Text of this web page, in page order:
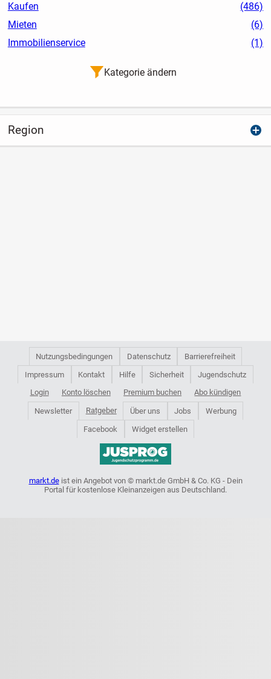
Kaufen
(486)
Mieten
(6)
Immobilienservice
(1)
Kategorie ändern
Region
Nutzungsbedingungen Datenschutz
Barrierefreiheit
Impressum
Kontakt Hilfe Sicherheit
Jugendschutz
Login
Konto löschen Premium buchen Abo kündigen
Newsletter Ratgeber Über uns Jobs
Werbung
Facebook
Widget erstellen
markt.deist ein Angebot von © markt.de GmbH & Co. KG - Dein
Portal für kostenlose Kleinanzeigen aus Deutschland.